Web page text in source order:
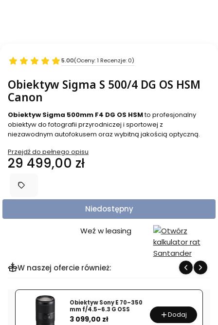
5.00(Oceny: 1 Recenzje: 0)
Obiektyw Sigma S 500/4 DG OS HSM
Canon
Obiektyw Sigma 500mm F4 DG OS HSMto profesjonalny
obiektyw do fotografii przyrodniczej i sportowej z
niezawodnym autofokusem oraz wybitną jakością optyczną.
Przejdź do pełnego opisu
Cena
29 499,00 zł
Niedostępny
Weź w leasing
W naszej ofercie również:
Obiektyw Sony E 70–350
mm f/4.5–6.3 G OSS
Cena
3 099,00 zł Dodaj